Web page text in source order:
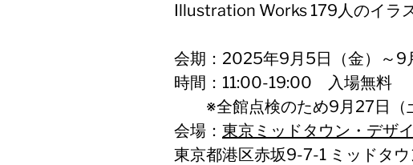
Illustration Works 179人のイラ
会期：2025年9月5日（金）～9
時間：11:00-19:00 入場無料
※全館点検のため9月27日（
会場： 東京ミッドタウン・デザ
東京都港区赤坂9-7-1 ミッドタ